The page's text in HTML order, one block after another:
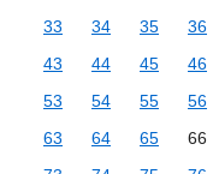
33
34 35 36
43
44 45 46
53
54 55 56
63
64 65 66